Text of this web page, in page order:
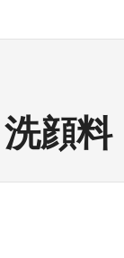
洗顔料